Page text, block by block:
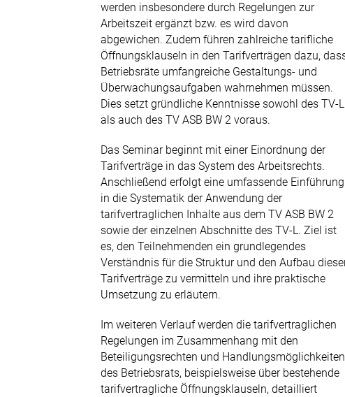
werden insbesondere durch Regelungen zur
Arbeitszeit ergänzt bzw. es wird davon
abgewichen. Zudem führen zahlreiche tarifliche
Öffnungsklauseln in den Tarifverträgen dazu,
Betriebsräte umfangreiche Gestaltungs- und
Überwachungsaufgaben wahrnehmen müssen.
Dies setzt gründliche Kenntnisse sowohl des TV-L
als auch des TV ASB BW 2 voraus.
Das Seminar beginnt mit einer Einordnung der
Tarifverträge in das System des Arbeitsrechts.
Anschließend erfolgt eine umfassende Einführung
in die Systematik der Anwendung der
tarifvertraglichen Inhalte aus dem TV ASB BW 2
sowie der einzelnen Abschnitte des TV-L. Ziel ist
es, den Teilnehmenden ein grundlegendes
Verständnis für die Struktur und den Aufbau
Tarifverträge zu vermitteln und ihre praktische
Umsetzung zu erläutern.
Im weiteren Verlauf werden die tarifvertraglichen
Regelungen im Zusammenhang mit den
Beteiligungsrechten und Handlungsmöglichkeiten
des Betriebsrats, beispielsweise über bestehende
tarifvertragliche Öffnungsklauseln, detailliert